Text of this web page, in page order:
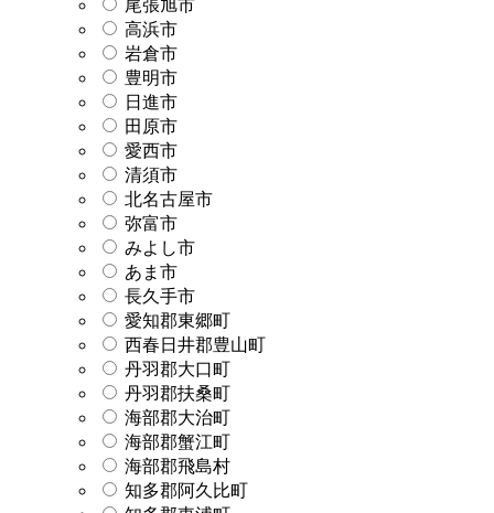
尾張旭市
高浜市
岩倉市
豊明市
日進市
田原市
愛西市
清須市
北名古屋市
弥富市
みよし市
あま市
長久手市
愛知郡東郷町
西春日井郡豊山町
丹羽郡大口町
丹羽郡扶桑町
海部郡大治町
海部郡蟹江町
海部郡飛島村
知多郡阿久比町